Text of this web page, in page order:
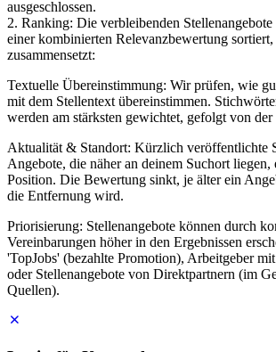
ausgeschlossen.
2. Ranking: Die verbleibenden
einer kombinierten Relevanzbewertung
zusammensetzt:
Textuelle Übereinstimmung: Wir prüfen, wie
mit dem Stellentext übereinstimmen.
werden am stärksten gewichtet, gefolgt von
Aktualität & Standort: Kürzlich veröffentlichte
Angebote, die näher an deinem Suchort liegen,
Position. Die Bewertung sinkt, je älter ein
die Entfernung wird.
Priorisierung: Stellenangebote können durch
Vereinbarungen höher in den Ergebnissen
'TopJobs' (bezahlte Promotion), Arbeitgeber
oder Stellenangebote von Direktpartnern (im
Quellen).